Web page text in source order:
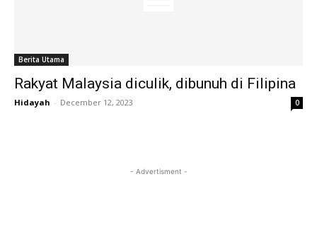
Berita Utama
Rakyat Malaysia diculik, dibunuh di Filipina
Hidayah - December 12, 2023 0
- Advertisment -